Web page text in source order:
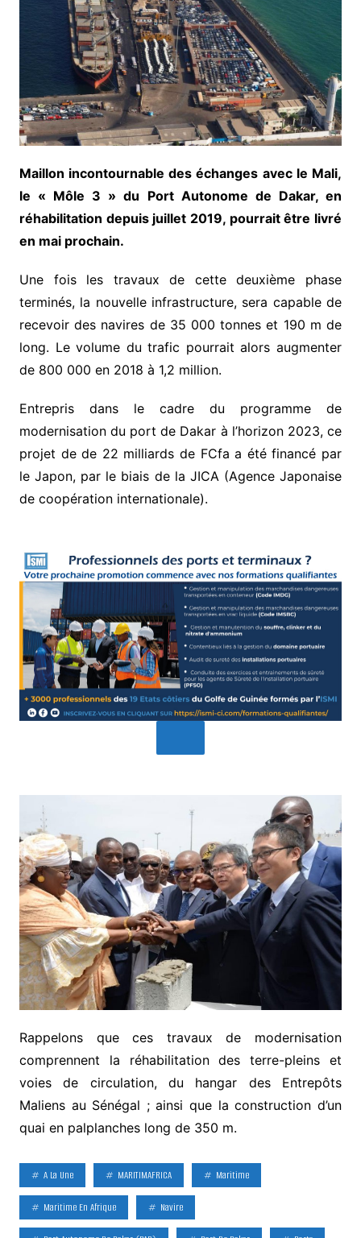
Maillon incontournable des échanges avec le Mali,
le « Môle 3 » du Port Autonome de Dakar, en
réhabilitation depuis juillet 2019, pourrait être livré
en mai prochain.
Une fois les travaux de cette deuxième phase
terminés, la nouvelle infrastructure, sera capable de
recevoir des navires de 35 000 tonnes et 190 m de
long. Le volume du trafic pourrait alors augmenter
de 800 000 en 2018 à 1,2 million.
Entrepris dans le cadre du programme de
modernisation du port de Dakar à l’horizon 2023, ce
projet de de 22 milliards de FCfa a été financé par
le Japon, par le biais de la JICA (Agence Japonaise
de coopération internationale).
Rappelons que ces travaux de modernisation
comprennent la réhabilitation des terre-pleins et
voies de circulation, du hangar des Entrepôts
Maliens au Sénégal ; ainsi que la construction d’un
quai en palplanches long de 350 m.
A La Une MARITIMAFRICA Maritime
Maritime En Afrique Navire